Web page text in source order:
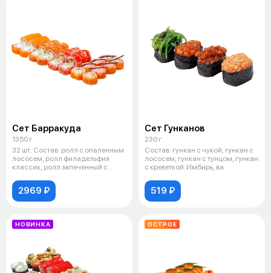
Сет Барракуда
1350 г
32 шт. Состав: ролл с опаленным
лососем, ролл филадельфия
классик, ролл запеченный с
2969 ₽
Сет Гунканов
230 г
Состав: гункан с чукой, гункан с
лососем, гункан с тунцом, гункан
с креветкой. Имбирь, ва
519 ₽
НОВИНКА ОСТРОЕ